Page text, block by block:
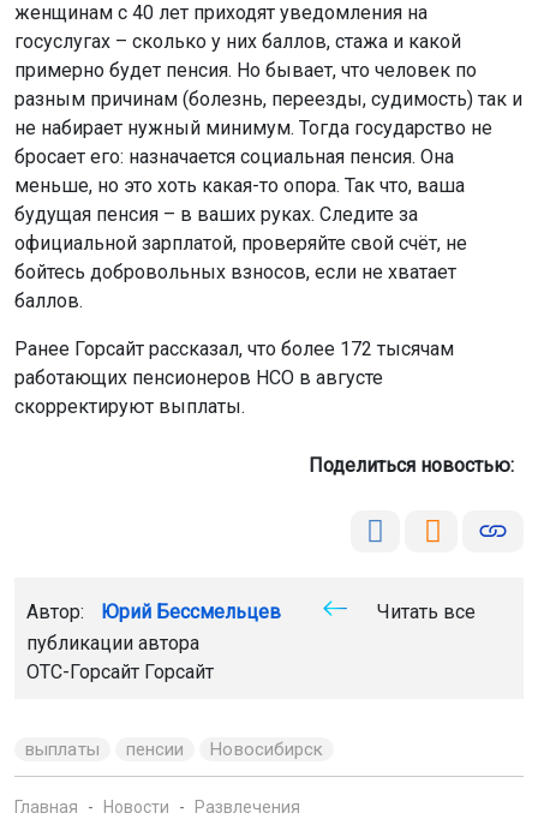
женщинам с 40 лет приходят уведомления на
госуслугах – сколько у них баллов, стажа и какой
примерно будет пенсия. Но бывает, что человек по
разным причинам (болезнь, переезды, судимость) так и
не набирает нужный минимум. Тогда государство не
бросает его: назначается социальная пенсия. Она
меньше, но это хоть какая-то опора. Так что, ваша
будущая пенсия – в ваших руках. Следите за
официальной зарплатой, проверяйте свой счёт, не
бойтесь добровольных взносов, если не хватает
баллов.
Ранее Горсайт рассказал, что более 172 тысячам
работающих пенсионеров НСО в августе
скорректируют выплаты.
Поделиться новостью:
Автор: Юрий Бессмельцев
Читать все
публикации автора
ОТС-Горсайт Горсайт
выплаты пенсии Новосибирск
Главная Новости Развлечения